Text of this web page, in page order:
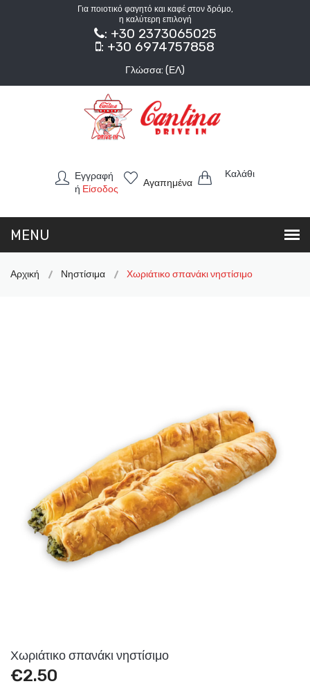
Για ποιοτικό φαγητό και καφέ στον δρόμο,
η καλύτερη επιλογή
: +30 2373065025
: +30 6974757858
Γλώσσα: (ΕΛ)
Εγγραφή
ή Είσοδος
Αγαπημένα
Καλάθι
Αρχική Νηστίσιμα Χωριάτικο σπανάκι νηστίσιμο
Χωριάτικο σπανάκι νηστίσιμο
€2.50